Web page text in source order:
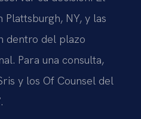
NY, y las
dentro del plazo
Para una consulta,
y los Of Counsel del